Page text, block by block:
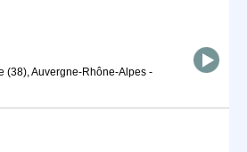
(38), Auvergne-Rhône-Alpes -